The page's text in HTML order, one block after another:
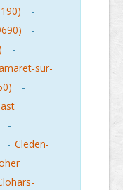
-
-
-
sur-
-
-
- Cleden-